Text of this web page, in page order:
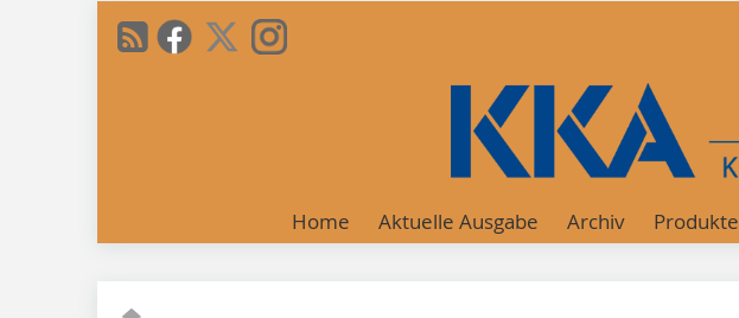
Home Aktuelle Ausgabe Archiv Produkte